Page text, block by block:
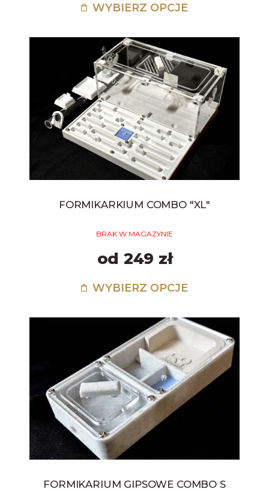
WYBIERZ OPCJE
FORMIKARKIUM COMBO "XL"
BRAK W MAGAZYNIE
od 249 zł
WYBIERZ OPCJE
FORMIKARIUM GIPSOWE COMBO S